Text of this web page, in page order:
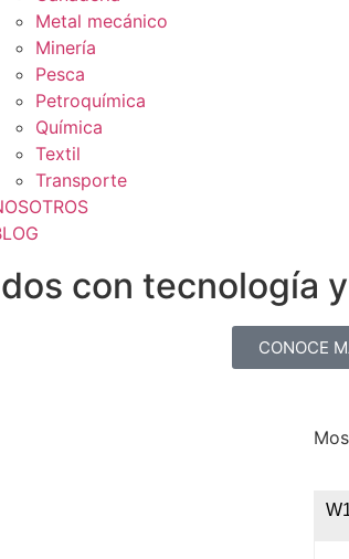
Metal mecánico
Minería
Pesca
Petroquímica
Química
Textil
Transporte
con tecnología
CONOCE